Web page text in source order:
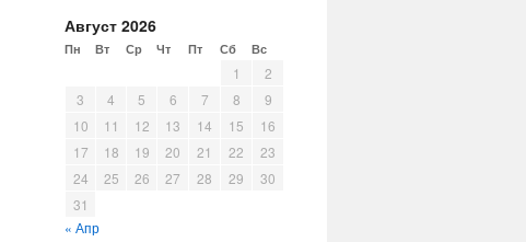
Август 2026
Пн Вт Ср Чт Пт Сб Вс
1
2
3
4 5 6 7 8
9
10
11 12 13 14 15
16
17
18 19 20 21 22
23
24
25 26 27 28 29
30
31
« Апр